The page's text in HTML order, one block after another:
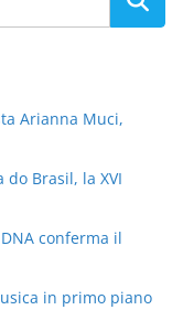
Arianna Muci,
do Brasil, la XVI
conferma il
in primo piano